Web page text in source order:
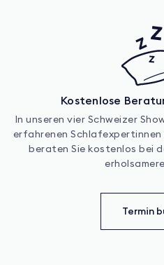
Kostenlose
In unseren vier Schweizer
erfahrenen Schlafexpertinnen
beraten Sie kostenlos bei
Termin